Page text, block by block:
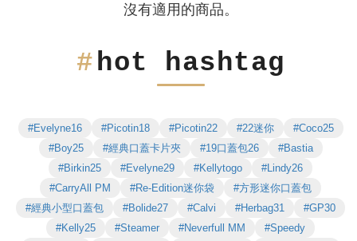
沒有適用的商品。
hot hashtag
#Evelyne16 #Picotin18 #Picotin22 #22迷你
#Coco25
#Boy25
#經典口蓋卡片夾 #19口蓋包26
#Bastia
#Birkin25
#Evelyne29 #Kellytogo
#Lindy26
#CarryAll PM
#Re-Edition迷你袋
#方形迷你口蓋包
#經典小型口蓋包
#Bolide27 #Calvi #Herbag31
#GP30
#Kelly25
#Steamer #Neverfull MM
#Speedy